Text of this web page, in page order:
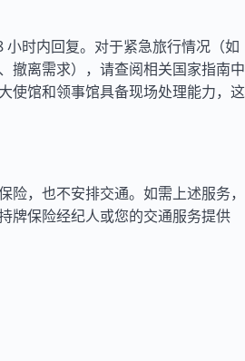
时内回复。对于紧急旅行情况（如
撤离需求），请查阅相关国家指南中
使馆和领事馆具备现场处理能力，这
险，也不安排交通。如需上述服务，
牌保险经纪人或您的交通服务提供